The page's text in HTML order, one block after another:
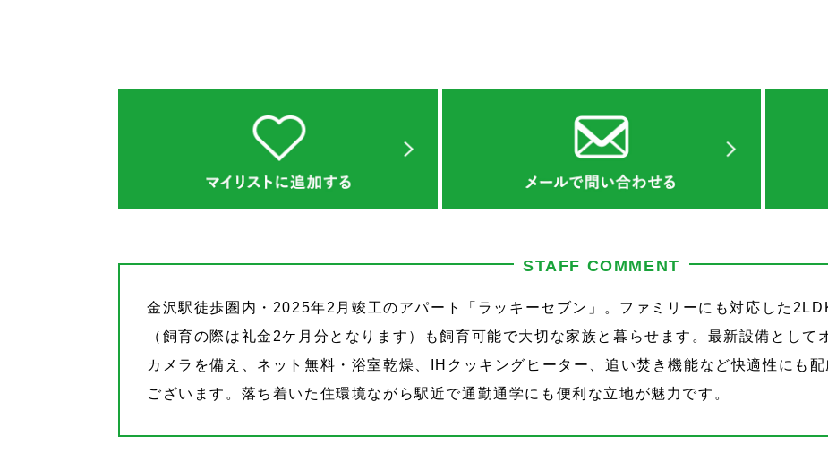
STAFF COMMENT
金沢駅徒歩圏内・2025年2月竣工のアパート「ラッキーセブン」。ファミリーにも対応した
（飼育の際は礼金2ケ月分となります）も飼育可能で大切な家族と暮らせます。最新設備として
カメラを備え、ネット無料・浴室乾燥、IHクッキングヒーター、追い焚き機能など快適性にも
ございます。落ち着いた住環境ながら駅近で通勤通学にも便利な立地が魅力です。